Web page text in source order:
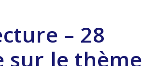
– 28
sur le thème